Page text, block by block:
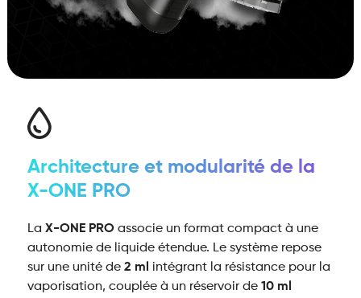
Architecture et modularité de la
X-ONE PRO
La X-ONE PROassocie un format compact à une
autonomie de liquide étendue. Le système repose
sur une unité de 2 ml
intégrant la résistance pour la
vaporisation, couplée à un réservoir de 10 ml